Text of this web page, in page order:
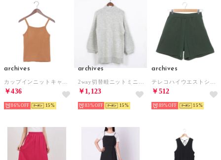
archives
￥436
86% 15
archives
￥1,123
83% 15
archives
￥512
89% 15